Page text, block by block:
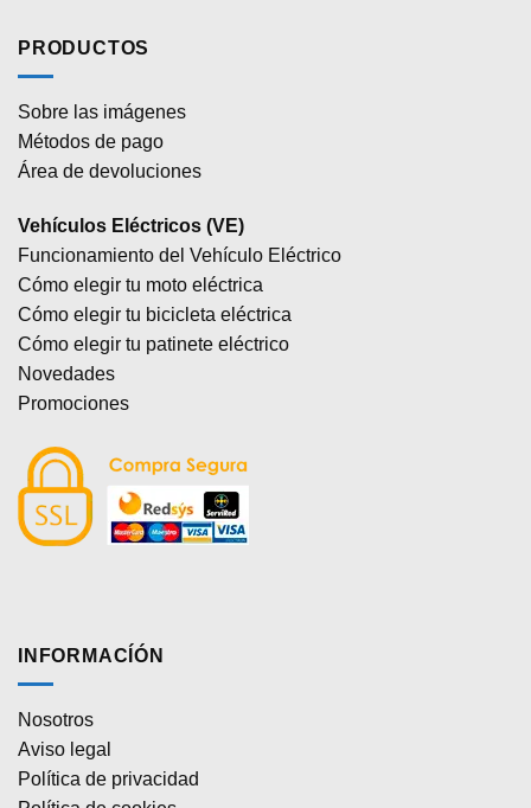
PRODUCTOS
Sobre las imágenes
Métodos de pago
Área de devoluciones
Vehículos Eléctricos (VE)
Funcionamiento del Vehículo Eléctrico
Cómo elegir tu moto eléctrica
Cómo elegir tu bicicleta eléctrica
Cómo elegir tu patinete eléctrico
Novedades
Promociones
INFORMACÍÓN
Nosotros
Aviso legal
Política de privacidad